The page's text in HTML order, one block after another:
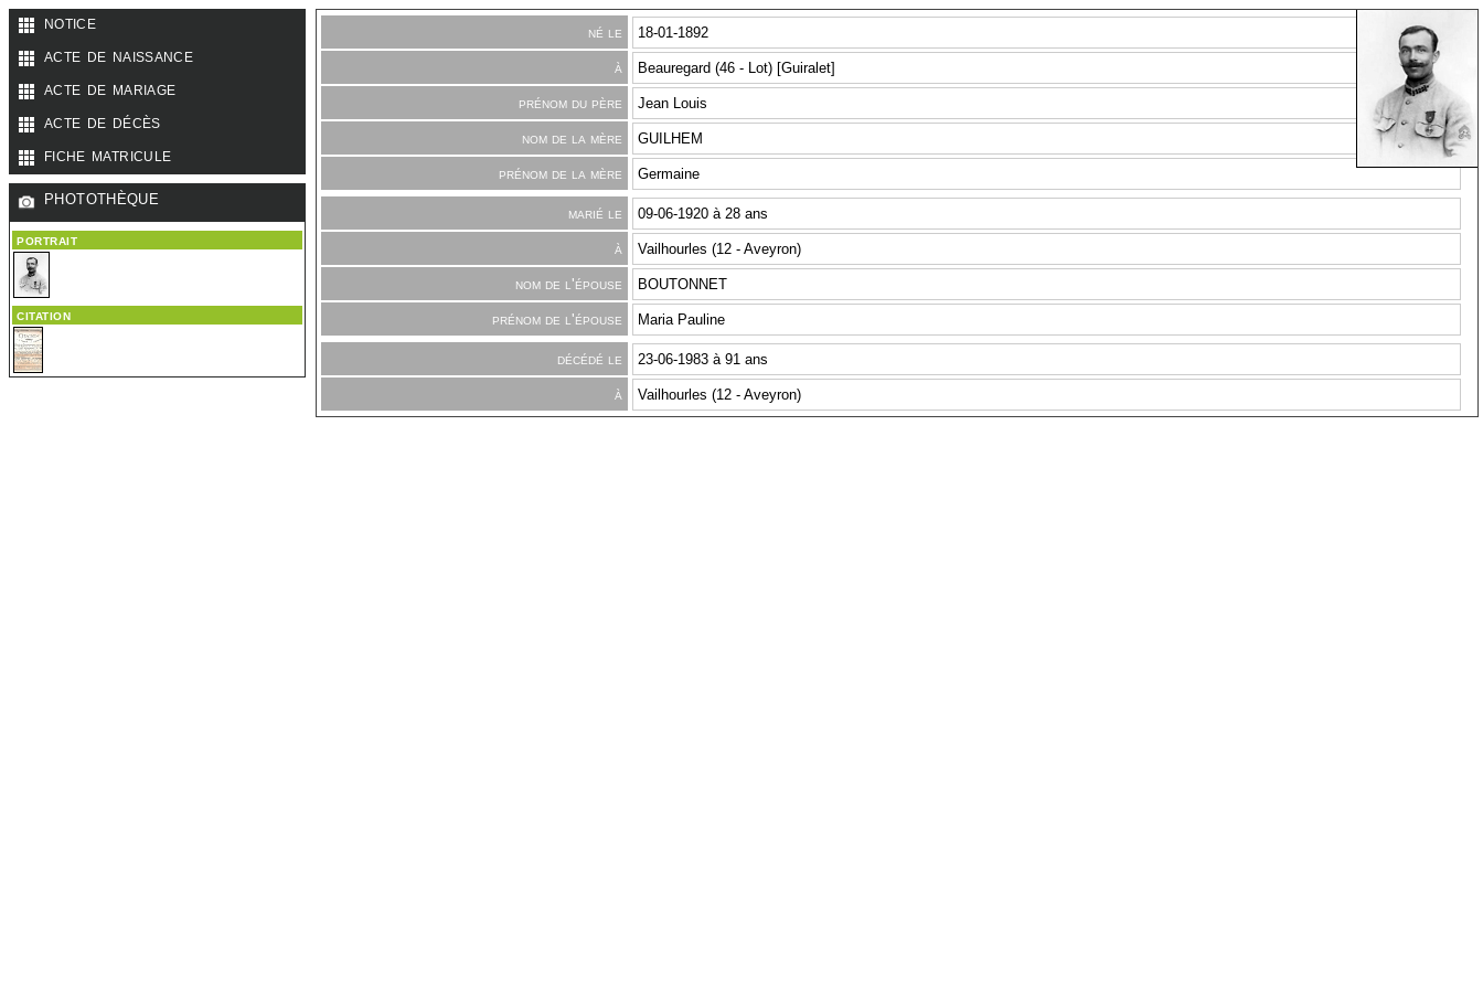
notice
acte de naissance
acte de mariage
acte de décès
fiche matricule
photothèque
portrait
citation
né le 18-01-1892
à Beauregard (46 - Lot) [Guiralet]
prénom du père Jean Louis
nom de la mère GUILHEM
prénom de la mère Germaine
marié le 09-06-1920 à 28 ans
à Vailhourles (12 - Aveyron)
nom de l'épouse BOUTONNET
prénom de l'épouse Maria Pauline
décédé le 23-06-1983 à 91 ans
à Vailhourles (12 - Aveyron)